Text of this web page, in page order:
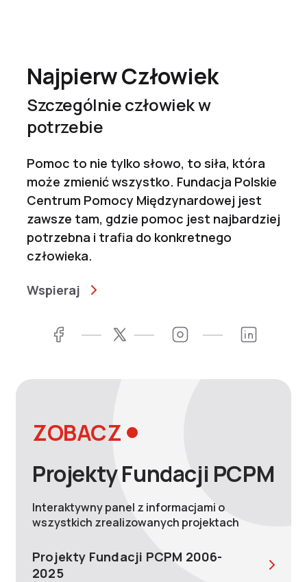
Najpierw Człowiek
Szczególnie człowiek w
potrzebie
Pomoc to nie tylko słowo, to siła, która
może zmienić wszystko. Fundacja Polskie
Centrum Pomocy Międzynardowej jest
zawsze tam, gdzie pomoc jest najbardziej
potrzebna i trafia do konkretnego
człowieka.
Wspieraj
Facebook Twitter Instagram LinkedIn
Projekty Fundacji PCPM
Interaktywny panel z informacjami o
wszystkich zrealizowanych projektach
Projekty Fundacji PCPM 2006-
2025
ZOBACZ